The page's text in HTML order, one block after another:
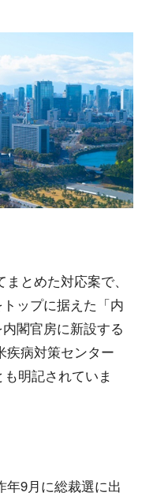
とめた対応案で、
ップに据えた「内
閣官房に新設する
疾病対策センター
明記されていま
年9月に総裁選に出